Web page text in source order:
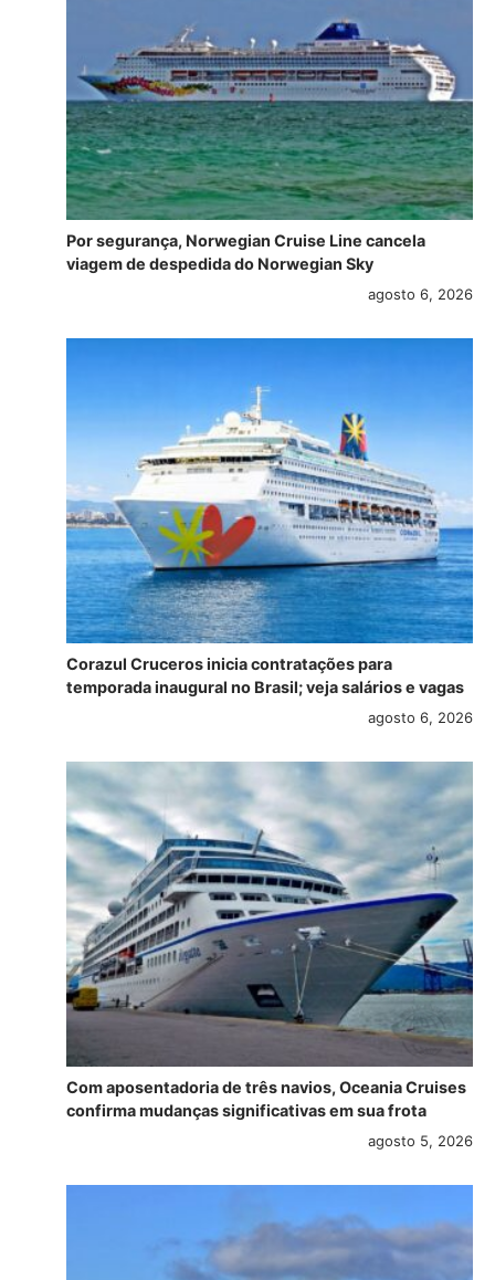
Por segurança, Norwegian Cruise Line cancela
viagem de despedida do Norwegian Sky
agosto 6, 2026
Corazul Cruceros inicia contratações para
temporada inaugural no Brasil; veja salários e vagas
agosto 6, 2026
Com aposentadoria de três navios, Oceania Cruises
confirma mudanças significativas em sua frota
agosto 5, 2026